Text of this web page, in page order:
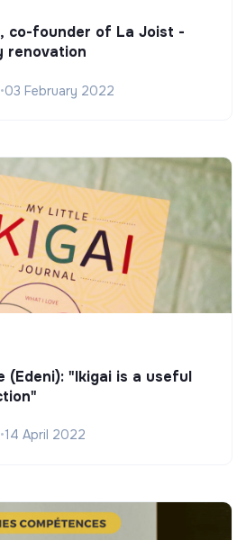
co-founder of La Joist -
renovation
•03 February 2022
(Edeni): "Ikigai is a useful
•14 April 2022